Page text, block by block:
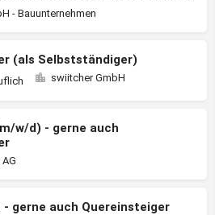
- Bauunternehmen
(als Selbstständiger)
swiitcher GmbH
w/d) - gerne auch
- gerne auch Quereinsteiger